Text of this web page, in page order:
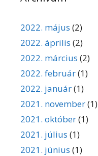
2022. május (2)
2022. április (2)
2022. március (2)
2022. február(1)
2022. január(1)
2021. november(1)
2021. október(1)
2021. július (1)
2021. június (1)